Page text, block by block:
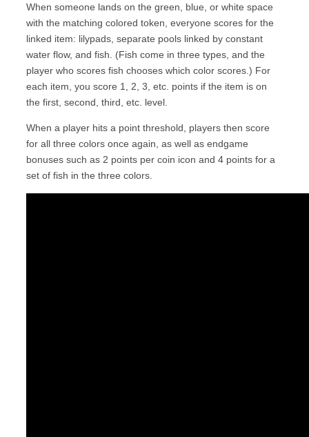
When someone lands on the green, blue, or white space
with the matching colored token, everyone scores for the
linked item: lilypads, separate pools linked by constant
water flow, and fish. (Fish come in three types, and the
player who scores fish chooses which color scores.) For
each item, you score 1, 2, 3, etc. points if the item is on
the first, second, third, etc. level.
When a player hits a point threshold, players then score
for all three colors once again, as well as endgame
bonuses such as 2 points per coin icon and 4 points for a
set of fish in the three colors.